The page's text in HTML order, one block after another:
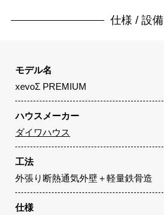
仕様 / 設備
モデル名
xevoΣ PREMIUM
ハウスメーカー
ダイワハウス
工法
外張り断熱通気外壁＋軽量鉄骨造
仕様